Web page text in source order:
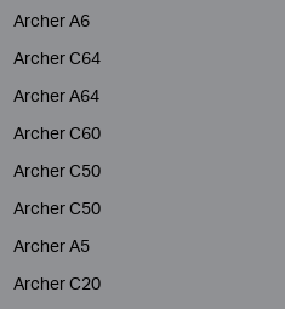
Archer A6
Archer C64
Archer A64
Archer C60
Archer C50
Archer C50
Archer A5
Archer C20